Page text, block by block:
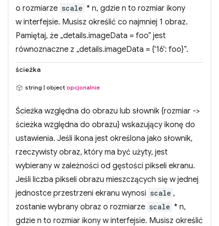
o rozmiarze scale * n, gdzie n to rozmiar ikony
w interfejsie. Musisz określić co najmniej 1 obraz.
Pamiętaj, że „details.imageData = foo” jest
równoznaczne z „details.imageData = {'16': foo}”.
ścieżka
string | object opcjonalnie
Ścieżka względna do obrazu lub słownik {rozmiar ->
ścieżka względna do obrazu} wskazujący ikonę do
ustawienia. Jeśli ikona jest określona jako słownik,
rzeczywisty obraz, który ma być użyty, jest
wybierany w zależności od gęstości pikseli ekranu.
Jeśli liczba pikseli obrazu mieszczących się w jednej
jednostce przestrzeni ekranu wynosi scale ,
zostanie wybrany obraz o rozmiarze scale * n,
gdzie n to rozmiar ikony w interfejsie. Musisz określić